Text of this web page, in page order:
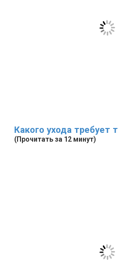
Какого ухода требует
(Прочитать за 12 минут)